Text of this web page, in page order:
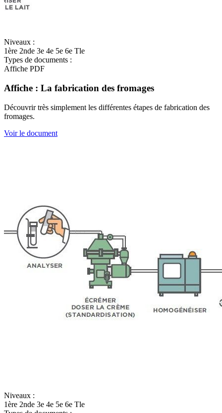
Niveaux :
1ère 2nde 3e 4e 5e 6e Tle
Types de documents :
Affiche PDF
Affiche : La fabrication des fromages
Découvrir très simplement les différentes étapes de fabrication des
fromages.
Voir le document
Niveaux :
1ère 2nde 3e 4e 5e 6e Tle